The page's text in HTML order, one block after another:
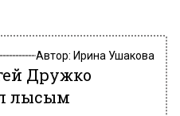
Автор: Ирина Ушакова
Дружко
лысым